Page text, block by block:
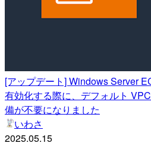
[アップデート] Windows Server
有効化する際に、デフォルト
備が不要になりました
いわさ
2025.05.15